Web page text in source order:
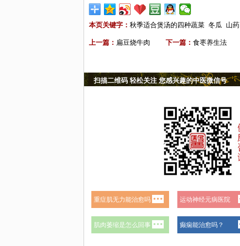
本页关键字： 秋季适合煲汤的四种蔬菜 冬瓜 山药
上一篇： 扁豆烧牛肉 下一篇： 食枣养生法
扫描二维码 轻松关注 您感兴趣的中医微信号